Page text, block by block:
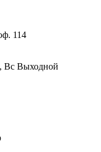
114
, Вс Выходной